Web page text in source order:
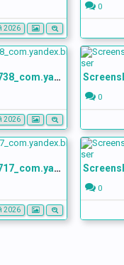
2026
0
Screenshot_20260528_103738_com.yandex.browser
2026
0
Screenshot_20260528_103717_com.yandex.browser
2026
0